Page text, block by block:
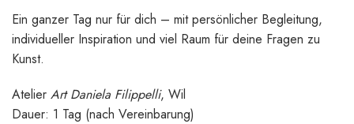
Ein ganzer Tag nur für dich – mit persönlicher Begleitung,
individueller Inspiration und viel Raum für deine Fragen zu
Kunst.
Atelier Art Daniela Filippelli, Wil
Dauer: 1 Tag (nach Vereinbarung)